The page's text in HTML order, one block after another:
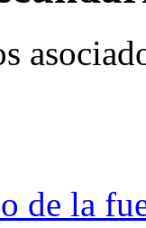
de la